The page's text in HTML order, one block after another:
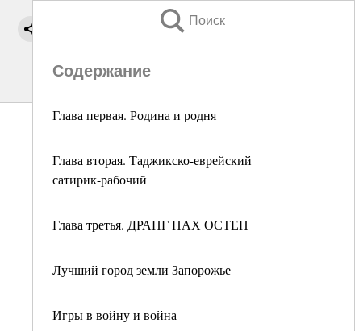
Поиск
Содержание
Глава первая. Родина и родня
Глава вторая. Таджикско-еврейский
сатирик-рабочий
Глава третья. ДРАНГ НАХ ОСТЕН
Лучший город земли Запорожье
Игры в войну и война